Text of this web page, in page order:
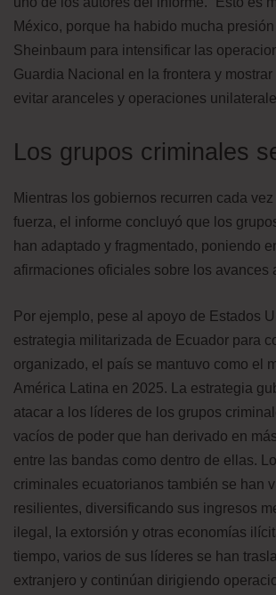
México, porque ha habido mucha
Sheinbaum para intensificar las
Guardia Nacional en la frontera y
evitar aranceles y operaciones
Los grupos criminales
Mientras los gobiernos recurren cada
fuerza, el informe concluyó que los
han adaptado y fragmentado, poniendo
afirmaciones oficiales sobre los avances
Por ejemplo, pese al apoyo de Estados
estrategia militarizada de Ecuador para
organizado, el país se mantuvo como el
América Latina en 2025. La estrategia
atacar a los líderes de los grupos
vacíos de poder que han derivado en
entre las bandas como dentro de ellas.
criminales ecuatorianos también se han
resilientes, diversificando sus ingresos
ilegal, la extorsión y otras economías
tiempo, varios de sus líderes se han
extranjero y continúan dirigiendo